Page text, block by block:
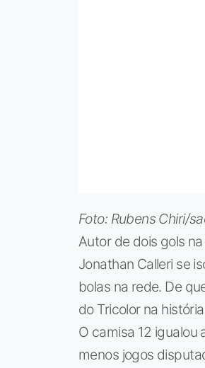
Foto: Rubens Chiri/
Autor de dois gols
Jonathan Calleri se
bolas na rede. De
do Tricolor na
O camisa 12 igualou
menos jogos